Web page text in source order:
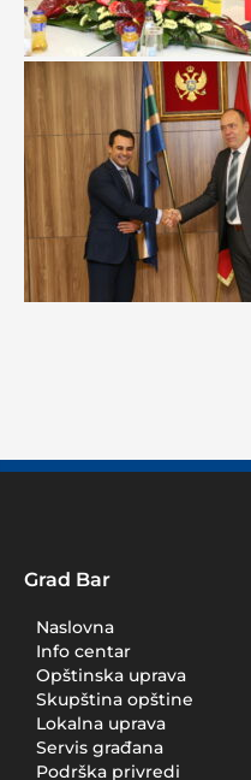
Grad Bar
Naslovna
Info centar
Opštinska uprava
Skupština opštine
Lokalna uprava
Servis građana
Podrška privredi